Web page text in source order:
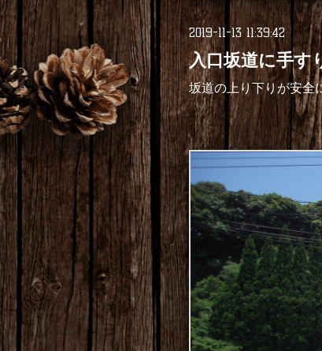
2019-11-13 11:39:42
入口坂道に手す
坂道の上り下りが安全